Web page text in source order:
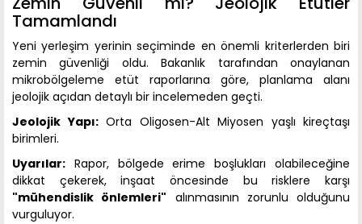
Tamamlandı
Yeni yerleşim yerinin seçiminde en önemli kriterlerden biri
zemin güvenliği oldu. Bakanlık tarafından onaylanan
mikrobölgeleme etüt raporlarına göre, planlama alanı
jeolojik açıdan detaylı bir incelemeden geçti.
Jeolojik Yapı:Orta Oligosen-Alt Miyosen yaşlı kireçtaşı
birimleri.
Uyarılar: Rapor, bölgede erime boşlukları olabileceğine
dikkat çekerek, inşaat öncesinde bu risklere karşı
"mühendislik önlemleri" alınmasının zorunlu olduğunu
vurguluyor.